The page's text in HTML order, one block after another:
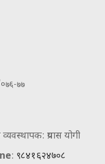
७७
प्रयास योगी
: ९८४१६२४७०८